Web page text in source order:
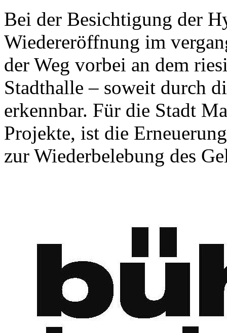
Bei der Besichtigung der
Wiedereröffnung im
der Weg vorbei an dem
Stadthalle – soweit durch
erkennbar. Für die Stadt
Projekte, ist die
zur Wiederbelebung des